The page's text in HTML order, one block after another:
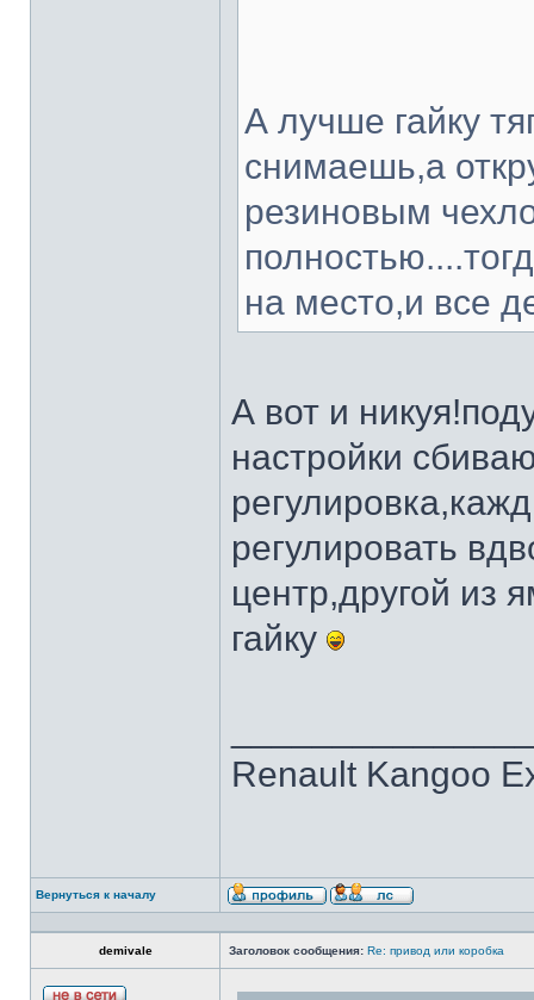
А лучше гайку
снимаешь,а
резиновым
на место,и все
А вот и
настройки
регулировать
центр,другой из
гайку
Renault Kangoo
Вернуться к началу
demivale Заголовок сообщения: Re: привод или коробка